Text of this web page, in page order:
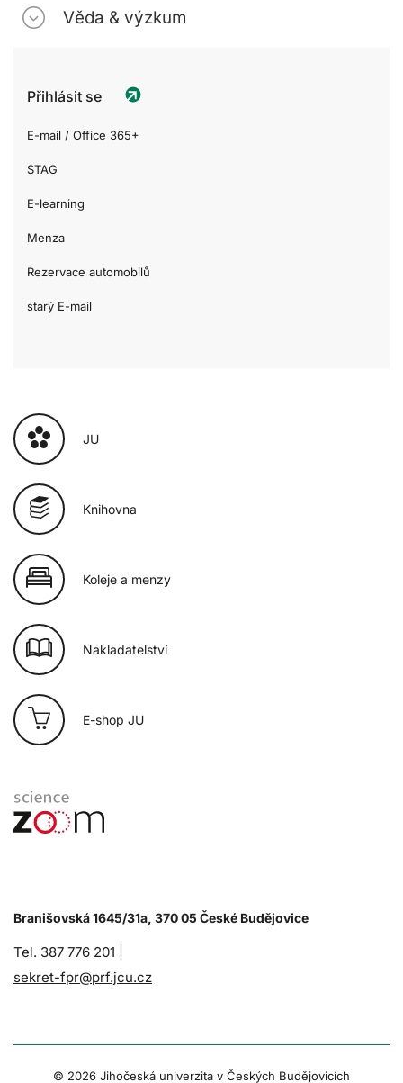
Věda & výzkum
Přihlásit se
E-mail / Office 365+
STAG
E-learning
Menza
Rezervace automobilů
starý E-mail
JU
Knihovna
Koleje a menzy
Nakladatelství
E-shop JU
Branišovská 1645/31a, 370 05 České Budějovice
Tel. 387 776 201 |
sekret-fpr@prf.jcu.cz
© 2026 Jihočeská univerzita v Českých Budějovicích